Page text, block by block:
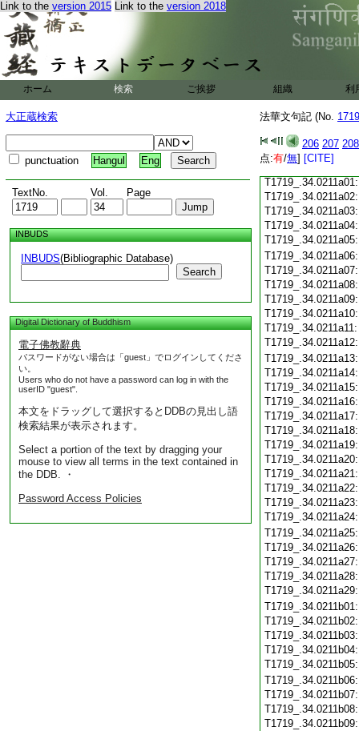
Link to the version 2015 Link to the version 2018
ホーム 検索 ご挨拶 組織 利
大正蔵検索
punctuation Hangul Eng
TextNo. Vol. Page
INBUDS
INBUDS(Bibliographic Database)
Search
Digital Dictionary of Buddhism
電子佛教辭典
パスワードがない場合は「guest」でログインしてくださ
い。
Users who do not have a password can log in with the
userID "guest".
本文をドラッグして選択するとDDBの見出し語
検索結果が表示されます。
Select a portion of the text by dragging your
mouse to view all terms in the text contained in
the DDB. ・
Password Access Policies
法華文句記 (No.
206 207 208
点:有/無] [CITE]